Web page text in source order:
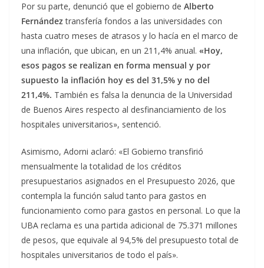
Por su parte, denunció que el gobierno de Alberto
Fernándeztransfería fondos a las universidades con
hasta cuatro meses de atrasos y lo hacía en el marco de
una inflación, que ubican, en un 211,4% anual. «Hoy,
esos pagos se realizan en forma mensual y por
supuesto la inflación hoy es del 31,5% y no del
211,4%. También es falsa la denuncia de la Universidad
de Buenos Aires respecto al desfinanciamiento de los
hospitales universitarios», sentenció.
Asimismo, Adorni aclaró: «El Gobierno transfirió
mensualmente la totalidad de los créditos
presupuestarios asignados en el Presupuesto 2026, que
contempla la función salud tanto para gastos en
funcionamiento como para gastos en personal. Lo que la
UBA reclama es una partida adicional de 75.371 millones
de pesos, que equivale al 94,5% del presupuesto total de
hospitales universitarios de todo el país».